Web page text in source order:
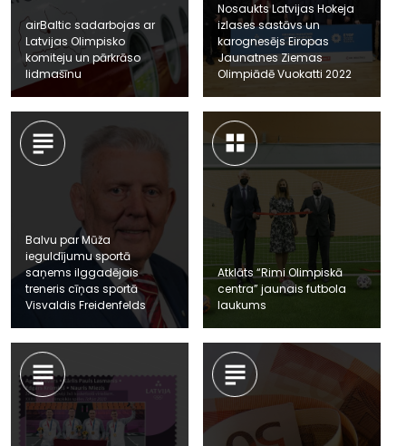
airBaltic sadarbojas ar
Latvijas Olimpisko
komiteju un pārkrāso
lidmašīnu
Nosaukts Latvijas Hokeja
izlases sastāvs un
karognesējs Eiropas
Jaunatnes Ziemas
Olimpiādē Vuokatti 2022
Balvu par Mūža
ieguldījumu sportā
saņems ilggadējais
treneris cīņas sportā
Visvaldis Freidenfelds
Atklāts “Rimi Olimpiskā
centra” jaunais futbola
laukums